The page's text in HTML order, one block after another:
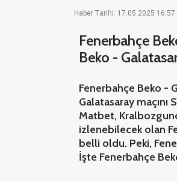
Haber Tarihi: 17.05.2025
Fenerbahçe
Beko -
Fenerbahçe Beko -
Galatasaray
Matbet,
izlenebilecek olan
belli oldu. Peki,
İşte Fenerbahçe